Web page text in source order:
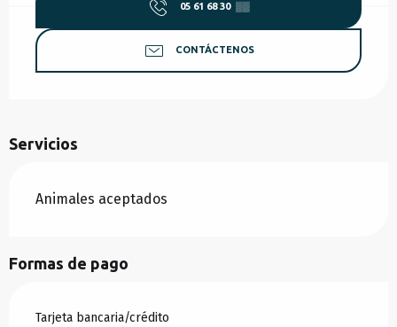
05 61 68 30 ▒▒
CONTÁCTENOS
Servicios
Animales aceptados
Formas de pago
Tarjeta bancaria/crédito